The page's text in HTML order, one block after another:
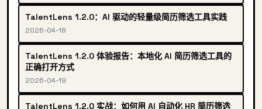
TalentLens 1.2.0：AI 驱动的轻量级简历筛选工具实践
2026-04-18
TalentLens 1.2.0 体验报告：本地化 AI 简历筛选工具的
正确打开方式
2026-04-19
TalentLens 1.2.0 实战：如何用 AI 自动化 HR 简历筛选